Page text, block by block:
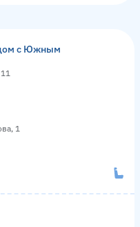
с Южным
1